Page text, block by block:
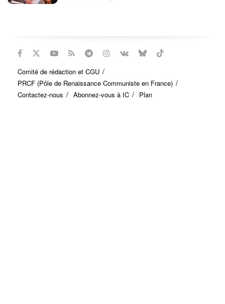
Comité de rédaction et CGU
PRCF (Pôle de Renaissance Communiste en France)
Contactez-nous
Abonnez-vous à IC Plan